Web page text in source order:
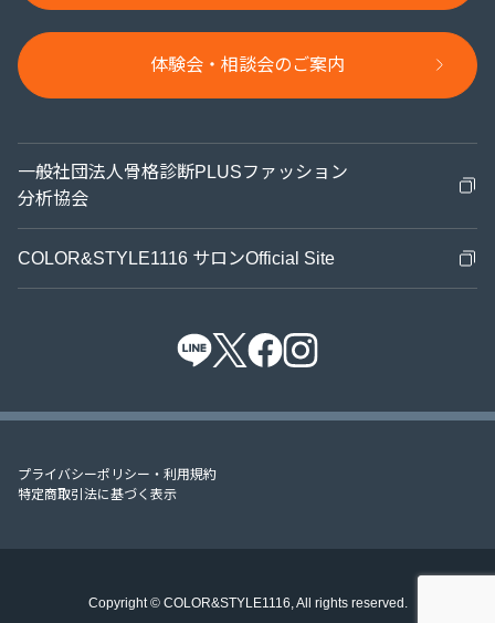
卒業生の活躍
診断ノウハウ
お知らせ
体験会・相談会のご案内​
一般社団法人骨格診断PLUSファッション
分析協会
COLOR&STYLE1116 サロンOfficial Site
プライバシーポリシー・利用規約
特定商取引法に基づく表示
Copyright © COLOR&STYLE1116, All rights reserved.